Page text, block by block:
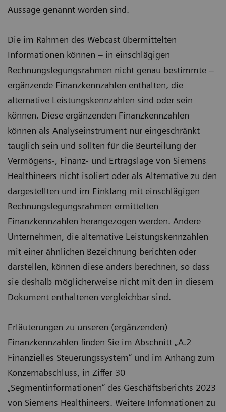
Aussage genannt worden sind.
Die im Rahmen des Webcast übermittelten
Informationen können – in einschlägigen
Rechnungslegungsrahmen nicht genau bestimmte –
ergänzende Finanzkennzahlen enthalten, die
alternative Leistungskennzahlen sind oder sein
können. Diese ergänzenden Finanzkennzahlen
können als Analyseinstrument nur eingeschränkt
tauglich sein und sollten für die Beurteilung der
Vermögens-, Finanz- und Ertragslage von Siemens
Healthineers nicht isoliert oder als Alternative zu den
dargestellten und im Einklang mit einschlägigen
Rechnungslegungsrahmen ermittelten
Finanzkennzahlen herangezogen werden. Andere
Unternehmen, die alternative Leistungskennzahlen
mit einer ähnlichen Bezeichnung berichten oder
darstellen, können diese anders berechnen, so dass
sie deshalb möglicherweise nicht mit den in diesem
Dokument enthaltenen vergleichbar sind.
Erläuterungen zu unseren (ergänzenden)
Finanzkennzahlen finden Sie im Abschnitt „A.2
Finanzielles Steuerungssystem“ und im Anhang zum
Konzernabschluss, in Ziffer 30
„Segmentinformationen“ des Geschäftsberichts 2023
von Siemens Healthineers. Weitere Informationen zu